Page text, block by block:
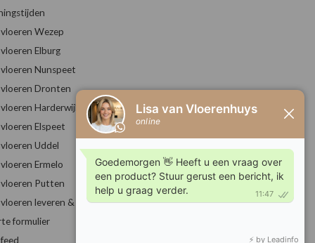
Wezep
Elburg
vloeren Nunspeet
vloeren Dronten
Harderwijk
Elspeet
Uddel
Ermelo
vloeren Putten
leveren & leggen
formulier